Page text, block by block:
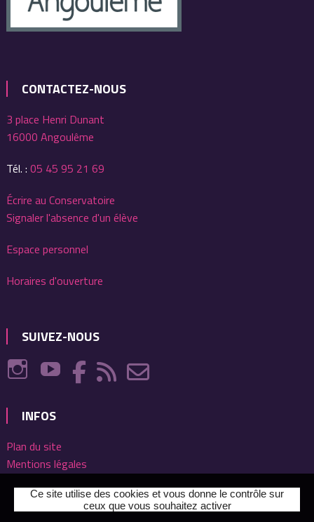
CONTACTEZ-NOUS
3 place Henri Dunant
16000 Angoulême
Tél. : 05 45 95 21 69
Écrire au Conservatoire
Signaler l'absence d'un élève
Espace personnel
Horaires d'ouverture
SUIVEZ-NOUS
INFOS
Plan du site
Mentions légales
Ce site utilise des cookies et vous donne le contrôle sur
ceux que vous souhaitez activer